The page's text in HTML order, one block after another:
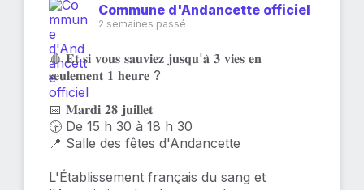
Commune d'Andancette officiel
2 semaines passé
🩸 𝐄𝐭 𝐬𝐢 𝐯𝐨𝐮𝐬 𝐬𝐚𝐮𝐯𝐢𝐞𝐳 𝐣𝐮𝐬𝐪𝐮'𝐚̀ 𝟑 𝐯𝐢𝐞𝐬 𝐞𝐧
𝐬𝐞𝐮𝐥𝐞𝐦𝐞𝐧𝐭 𝟏 𝐡𝐞𝐮𝐫𝐞 ?
📅 𝐌𝐚𝐫𝐝𝐢 𝟐𝟖 𝐣𝐮𝐢𝐥𝐥𝐞𝐭
🕞 De 15 h 30 à 18 h 30
📍 Salle des fêtes d'Andancette
L'Établissement français du sang et